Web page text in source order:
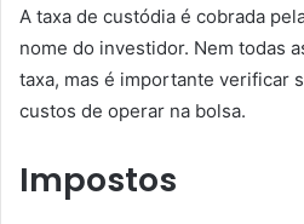
A taxa de custódia é cobrada
nome do investidor. Nem todas
taxa, mas é importante verificar
custos de operar na bolsa.
Impostos